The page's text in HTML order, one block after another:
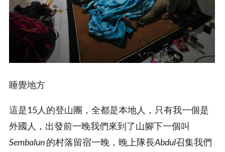
睡覺地方
這是15人的登山團，全都是本地人，只有我一個是
外國人，出發前一晚我們來到了山腳下一個叫
Sembalun的村落留宿一晚，晚上隊長Abdul召集我們